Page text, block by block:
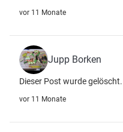
vor 11 Monate
Jupp Borken
Dieser Post wurde gelöscht.
vor 11 Monate